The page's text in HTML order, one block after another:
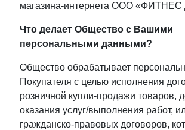
магазина-интернета ООО
Что делает Общество с Вашими
персональными данными?
Общество обрабатывает
Покупателя с целью исполнения
розничной купли-продажи товаров,
оказания услуг/выполнения работ,
гражданско-правовых договоров,